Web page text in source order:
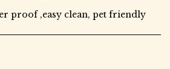
proof ,easy clean, pet friendly